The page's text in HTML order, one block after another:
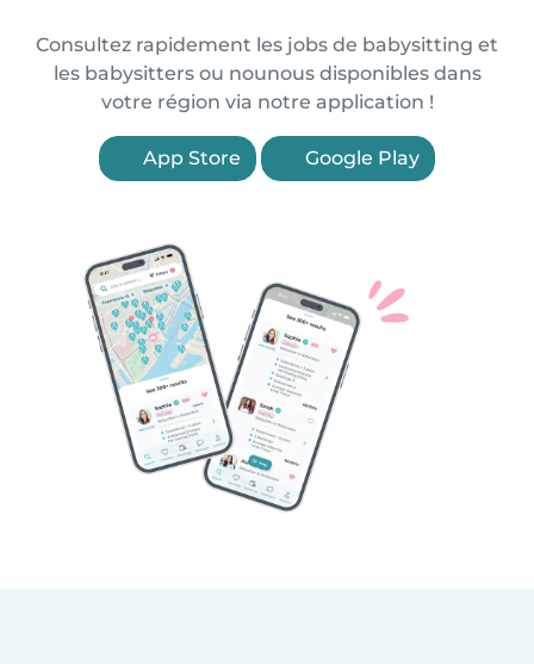
Consultez rapidement les jobs de babysitting et
les babysitters ou nounous disponibles dans
votre région via notre application !
App Store Google Play